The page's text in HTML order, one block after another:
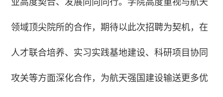
领域顶尖院所的合作，期待以此次招聘为契机，在
人才联合培养、实习实践基地建设、科研项目协同
攻关等方面深化合作，为航天强国建设输送更多优